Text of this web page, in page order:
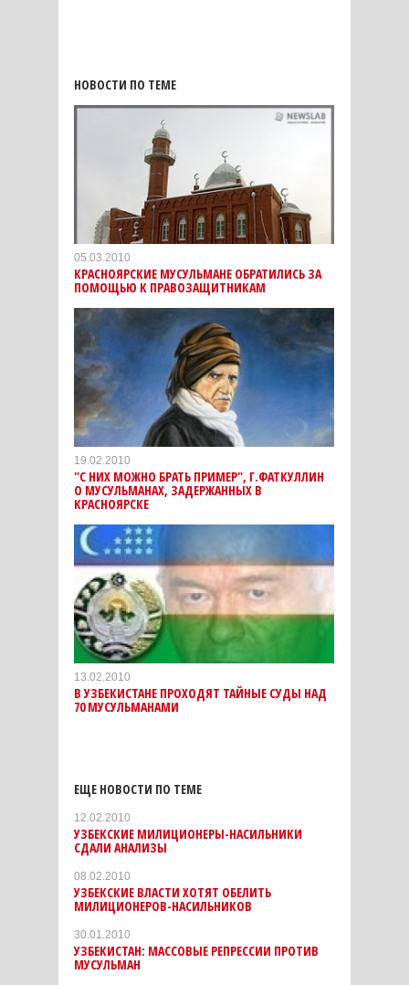
НОВОСТИ ПО ТЕМЕ
05.03.2010
КРАСНОЯРСКИЕ МУСУЛЬМАНЕ ОБРАТИЛИСЬ ЗА
ПОМОЩЬЮ К ПРАВОЗАЩИТНИКАМ
19.02.2010
"С НИХ МОЖНО БРАТЬ ПРИМЕР", Г.ФАТКУЛЛИН
О МУСУЛЬМАНАХ, ЗАДЕРЖАННЫХ В
КРАСНОЯРСКЕ
13.02.2010
В УЗБЕКИСТАНЕ ПРОХОДЯТ ТАЙНЫЕ СУДЫ НАД
70 МУСУЛЬМАНАМИ
ЕЩЕ НОВОСТИ ПО ТЕМЕ
12.02.2010
УЗБЕКСКИЕ МИЛИЦИОНЕРЫ-НАСИЛЬНИКИ
СДАЛИ АНАЛИЗЫ
08.02.2010
УЗБЕКСКИЕ ВЛАСТИ ХОТЯТ ОБЕЛИТЬ
МИЛИЦИОНЕРОВ-НАСИЛЬНИКОВ
30.01.2010
УЗБЕКИСТАН: МАССОВЫЕ РЕПРЕССИИ ПРОТИВ
МУСУЛЬМАН